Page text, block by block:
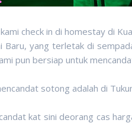
check in di homestay di
Baru, yang terletak di
pun bersiap untuk
sotong adalah di
kat sini deorang cas